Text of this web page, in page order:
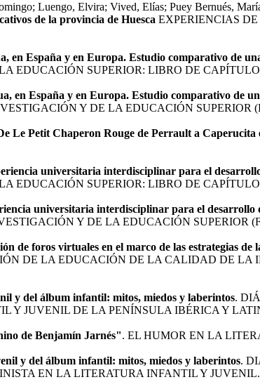
Luengo, Elvira; Vived, Elías; Puey Bernués,
de la provincia de Huesca EXPERIENCIAS
en España y en Europa. Estudio comparativo de
SUPERIOR: LIBRO DE
en España y en Europa. Estudio comparativo de
Y DE LA EDUCACIÓN SUPERIOR
Le Petit Chaperon Rouge de Perrault a
universitaria interdisciplinar para el
SUPERIOR: LIBRO DE
universitaria interdisciplinar para el desarrollo
Y DE LA EDUCACIÓN SUPERIOR
de foros virtuales en el marco de las estrategias
DE LA EDUCACIÓN DE LA CALIDAD DE LA
y del álbum infantil: mitos, miedos y laberintos.
Y JUVENIL DE LA PENÍNSULA IBÉRICA Y
de Benjamín Jarnés". EL HUMOR EN LA
y del álbum infantil: mitos, miedos y laberintos.
EN LA LITERATURA INFANTIL Y JUVENIL.